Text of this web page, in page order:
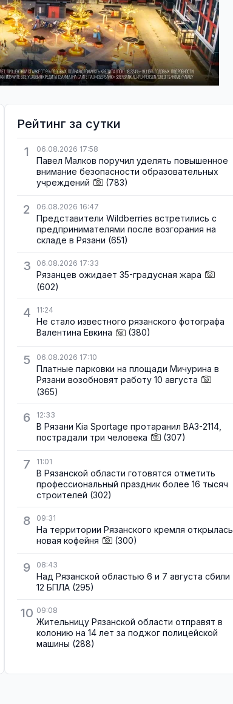
Рейтинг за сутки
1
06.08.2026 17:58
Павел Малков поручил уделять повышенное
внимание безопасности образовательных
учреждений
(783)
2 06.08.2026 16:47
Представители Wildberries встретились с
предпринимателями после возгорания на
складе в Рязани (651)
3 06.08.2026 17:33
Рязанцев ожидает 35-градусная жара
(602)
4 11:24
Не стало известного рязанского фотографа
Валентина Евкина
(380)
5 06.08.2026 17:10
Платные парковки на площади Мичурина в
Рязани возобновят работу 10 августа
(365)
6 12:33
В Рязани Kia Sportage протаранил ВАЗ-2114,
пострадали три человека
(307)
7 11:01
В Рязанской области готовятся отметить
профессиональный праздник более 16 тысяч
строителей (302)
8 09:31
На территории Рязанского кремля открылась
новая кофейня
(300)
9 08:43
Над Рязанской областью 6 и 7 августа сбили
12 БПЛА (295)
10 09:08
Жительницу Рязанской области отправят в
колонию на 14 лет за поджог полицейской
машины (288)